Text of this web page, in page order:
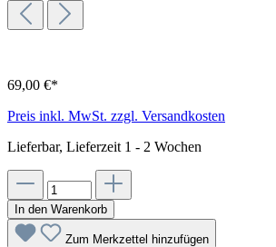
69,00 €*
Preis inkl. MwSt. zzgl. Versandkosten
Lieferbar, Lieferzeit 1 - 2 Wochen
In den Warenkorb
Zum Merkzettel hinzufügen